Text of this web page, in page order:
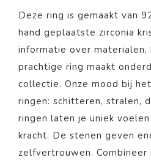
Deze ring is gemaakt van
hand geplaatste zirconia
informatie over materialen,
prachtige ring maakt
collectie. Onze mood bij
ringen: schitteren, stralen,
ringen laten je uniek
kracht. De stenen geven
zelfvertrouwen. Combineer